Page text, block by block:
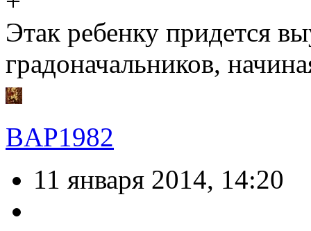
Этак ребенку придется
градоначальников,
BAP1982
11 января 2014, 14:20